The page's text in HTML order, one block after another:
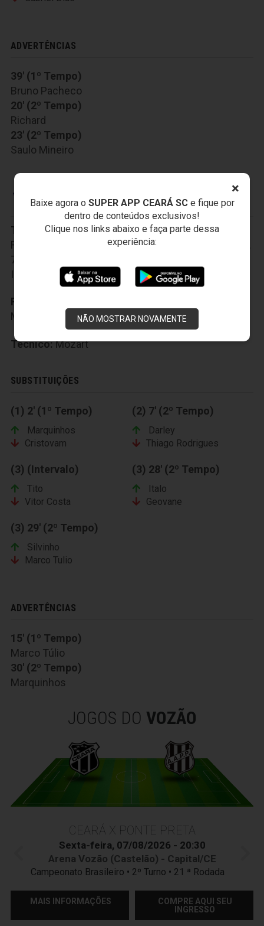
×
Baixe agora o SUPER APP CEARÁ SCe fique por
dentro de conteúdos exclusivos!
Clique nos links abaixo e faça parte dessa
experiência:
NÃO MOSTRAR NOVAMENTE
ADVERTÊNCIAS
39' (1º Tempo)
Bruno Pacheco
20' (2º Tempo)
Richard
23' (2º Tempo)
Saulo Mineiro
CENTRO SPORTIVO ALAGOANO
Titulares:1-Thiago Rodrigues, 25-Cristovam, 30-
Rodolfo Filemon, 3-Lucão, 6-Vitor Costa, 5-Geovane,
7-Silas, 17-Rodrigo Pimpão, 21-Marco Túlio, 99-
Iurym e 9-Dellatorre
Reservas:
Marquinhos, 10-Ítalo, 22-Bruno Mota e 11-Silvinho
Técnico:Mozart
SUBSTITUIÇÕES
(1) 2' (1º Tempo)
Marquinhos
Cristovam
(2) 7' (2º Tempo)
Darley
Thiago Rodrigues
(3) (Intervalo)
Tito
Vitor Costa
(3) 28' (2º Tempo)
Italo
Geovane
(3) 29' (2º Tempo)
Silvinho
Marco Tulio
ADVERTÊNCIAS
15' (1º Tempo)
Marco Túlio
30' (2º Tempo)
Marquinhos
JOGOS DO VOZÃO
CEARÁ X PONTE PRETA
Sexta-feira, 07/08/2026 - 20:30
Arena Vozão (Castelão) - Capital/CE
Campeonato Brasileiro • 2º Turno • 21 ª Rodada
MAIS INFORMAÇÕES
COMPRE AQUI SEU
INGRESSO